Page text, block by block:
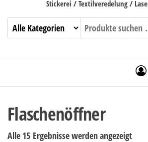
Stickerei / Textilveredelung /
Flaschenöffner
Alle 15 Ergebnisse werden angezeigt